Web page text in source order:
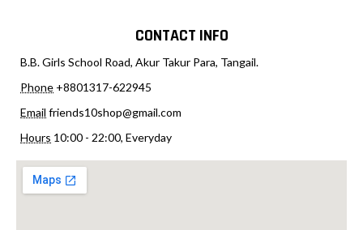
CONTACT INFO
B.B. Girls School Road, Akur Takur Para, Tangail.
Phone +8801317-622945
Email friends10shop@gmail.com
Hours 10:00 - 22:00, Everyday